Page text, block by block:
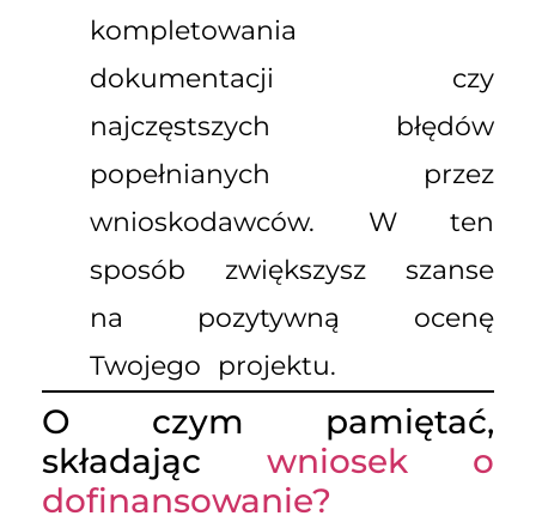
kompletowania
dokumentacji czy
najczęstszych błędów
popełnianych przez
wnioskodawców. W ten
sposób zwiększysz szanse
na pozytywną ocenę
Twojego projektu.
O czym pamiętać,
składając wniosek o
dofinansowanie?